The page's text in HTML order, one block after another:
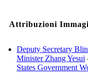
Attribuzioni
Deputy Secretary
Minister Zhang Yesui
States Government